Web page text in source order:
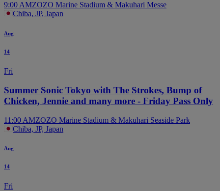
9:00 AMZOZO Marine Stadium & Makuhari Messe
Chiba, JP, Japan
Aug
14
Fri
Summer Sonic Tokyo with The Strokes, Bump of
Chicken, Jennie and many more - Friday Pass Only
11:00 AMZOZO Marine Stadium & Makuhari Seaside Park
Chiba, JP, Japan
Aug
14
Fri